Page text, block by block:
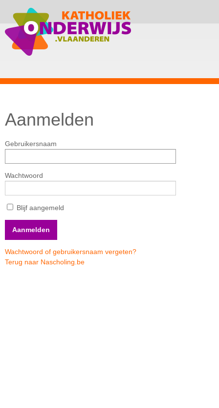
Aanmelden
Gebruikersnaam
Wachtwoord
Blijf aangemeld
Wachtwoord of gebruikersnaam vergeten?
Terug naar Nascholing.be